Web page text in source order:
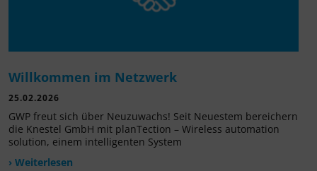
Willkommen im Netzwerk
25.02.2026
GWP freut sich über Neuzuwachs! Seit Neuestem bereichern
die Knestel GmbH mit planTection – Wireless automation
solution, einem intelligenten System
› Weiterlesen